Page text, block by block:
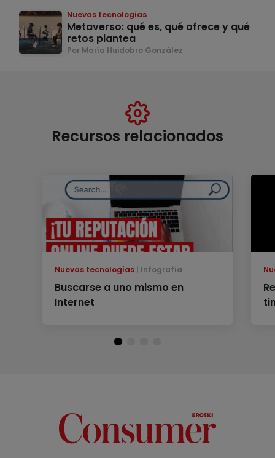
Nuevas tecnologías
Metaverso: qué es, qué ofrece y qué
retos plantea
Por María Huidobro González
Recursos relacionados
Nuevas tecnologías Infografía
Buscarse a uno mismo en
Internet